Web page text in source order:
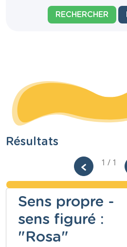
RECHERCHER
Résultats
1 / 1
Sens propre -
sens figuré :
"Rosa"